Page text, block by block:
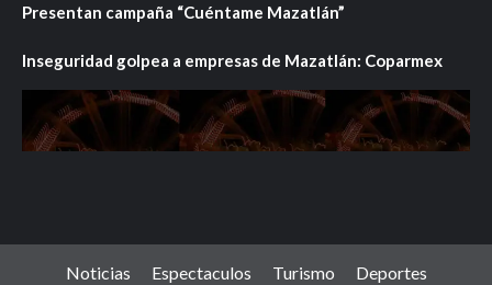
Presentan campaña “Cuéntame Mazatlán”
Inseguridad golpea a empresas de Mazatlán: Coparmex
Noticias Espectaculos Turismo Deportes